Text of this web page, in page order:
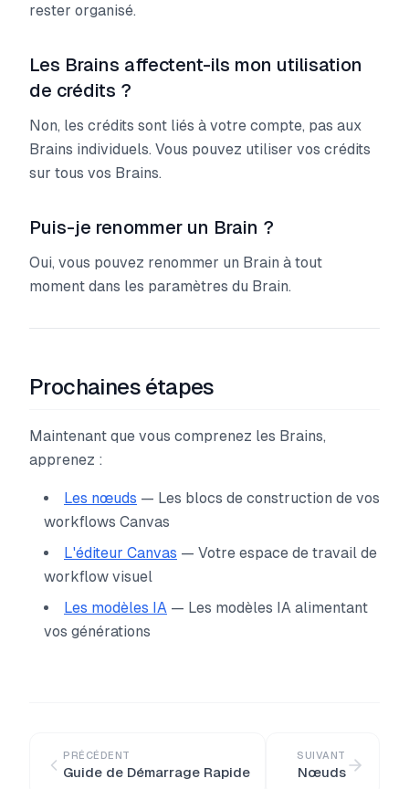
rester organisé.
Les Brains affectent-ils mon utilisation
de crédits ?
Non, les crédits sont liés à votre compte, pas aux
Brains individuels. Vous pouvez utiliser vos crédits
sur tous vos Brains.
Puis-je renommer un Brain ?
Oui, vous pouvez renommer un Brain à tout
moment dans les paramètres du Brain.
Prochaines étapes
Maintenant que vous comprenez les Brains,
apprenez :
Les nœuds — Les blocs de construction de vos
workflows Canvas
L'éditeur Canvas — Votre espace de travail de
workflow visuel
Les modèles IA — Les modèles IA alimentant
vos générations
PRÉCÉDENT
Guide de Démarrage Rapide
SUIVANT
Nœuds